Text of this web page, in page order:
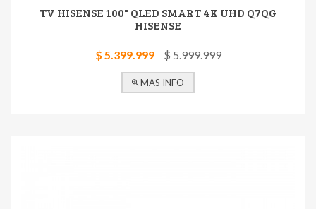
TV HISENSE 100" QLED SMART 4K UHD Q7QG
HISENSE
$ 5.399.999 $ 5.999.999
MAS INFO